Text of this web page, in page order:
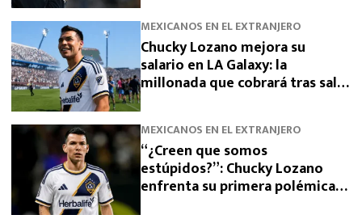
MEXICANOS EN EL EXTRANJERO
Chucky Lozano mejora su
salario en LA Galaxy: la
millonada que cobrará tras salir
MEXICANOS EN EL EXTRANJERO
“¿Creen que somos
estúpidos?”: Chucky Lozano
enfrenta su primera polémica